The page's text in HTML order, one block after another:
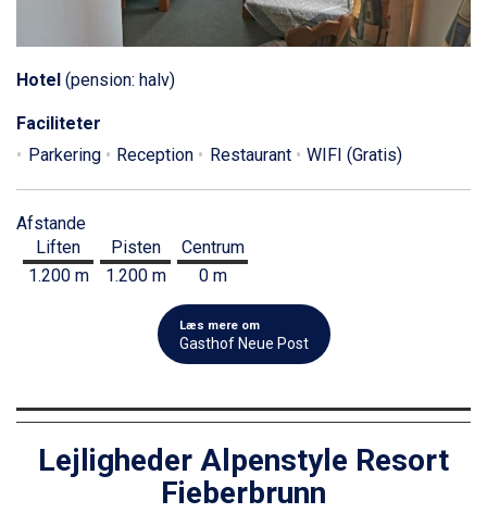
Hotel (pension: halv)
Faciliteter
Parkering
Reception Restaurant WIFI (Gratis)
Afstande
Liften
1.200 m
Pisten
1.200 m
Centrum
0 m
Læs mere om
Gasthof Neue Post
Lejligheder Alpenstyle Resort
Fieberbrunn